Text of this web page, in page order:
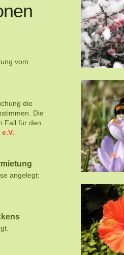
vom
die
Die
Fall für den
angelegt: